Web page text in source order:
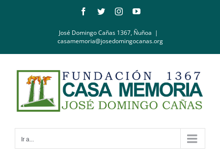
Facebook
TwitterInstagramYouTube
José Domingo Cañas 1367, Ñuñoa |
casamemoria@josedomingocanas.org
Ir a...